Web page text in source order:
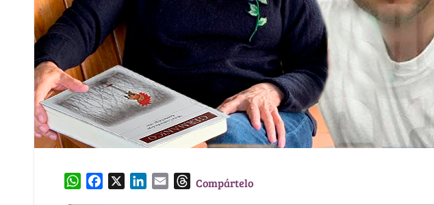
W
TCompártelo